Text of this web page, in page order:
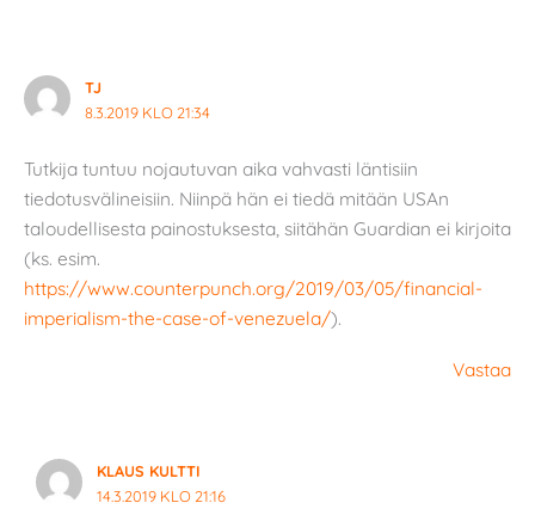
TJ
8.3.2019 KLO 21:34
Tutkija tuntuu nojautuvan aika vahvasti läntisiin
tiedotusvälineisiin. Niinpä hän ei tiedä mitään USAn
taloudellisesta painostuksesta, siitähän Guardian ei kirjoita
(ks. esim.
https://www.counterpunch.org/2019/03/05/financial-
imperialism-the-case-of-venezuela/).
Vastaa
KLAUS KULTTI
14.3.2019 KLO 21:16